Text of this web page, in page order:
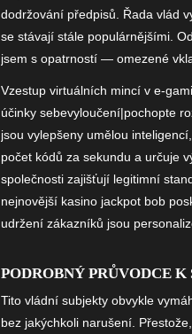
dodržování předpisů. Řada vlád
se stávají stále populárnějšími.
jsem s opatrností — omezené
Vzestup virtuálních mincí v e-
účinky sebevyloučení|pochopte
jsou vylepšeny umělou
počet kódů za sekundu a určuje
společnosti zajišťují legitimní
nejnovější kasino jackpot bob
udržení zákazníků jsou
PODROBNÝ PRŮVODCE
Tito vládní subjekty obvykle
bez jakýchkoli narušení.